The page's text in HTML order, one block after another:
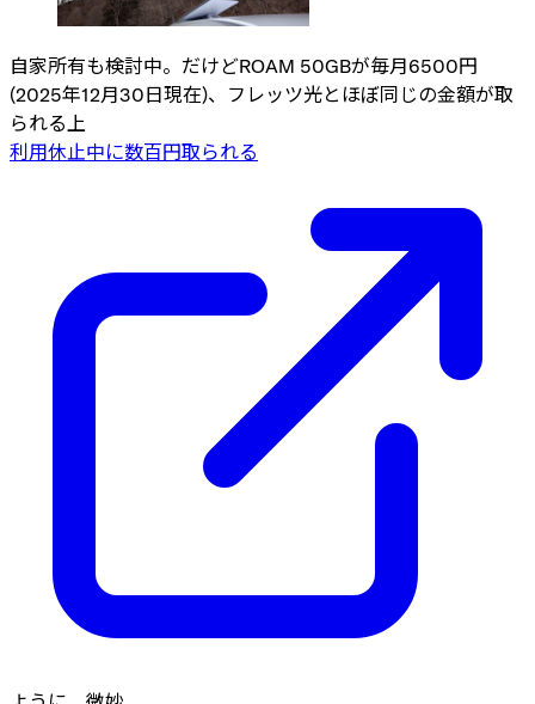
自家所有も検討中。だけどROAM 50GBが毎月6500円
(2025年12月30日現在)、フレッツ光とほぼ同じの金額が取
られる上
利用休止中に数百円取られる